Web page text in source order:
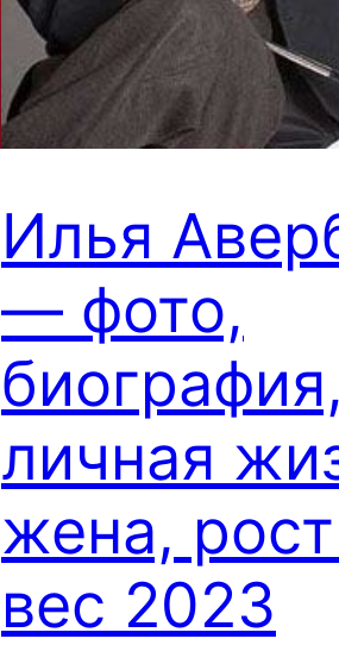
Илья
— фото,
биография,
личная
жена,
вес 2023